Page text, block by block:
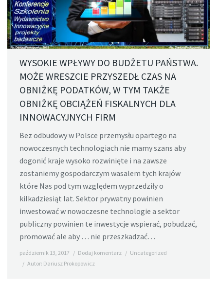
WYSOKIE WPŁYWY DO BUDŻETU PAŃSTWA.
MOŻE WRESZCIE PRZYSZEDŁ CZAS NA
OBNIŻKĘ PODATKÓW, W TYM TAKŻE
OBNIŻKĘ OBCIĄŻEŃ FISKALNYCH DLA
INNOWACYJNYCH FIRM
Bez odbudowy w Polsce przemysłu opartego na
nowoczesnych technologiach nie mamy szans aby
dogonić kraje wysoko rozwinięte i na zawsze
zostaniemy gospodarczym wasalem tych krajów
które Nas pod tym względem wyprzedziły o
kilkadziesiąt lat. Sektor prywatny powinien
inwestować w nowoczesne technologie a sektor
publiczny powinien te inwestycje wspierać, pobudzać,
promować ale aby … nie przeszkadzać…
październik 13, 2017 Dodaj komentarz
Uncategorized
Autor: Dariusz Prokopowicz